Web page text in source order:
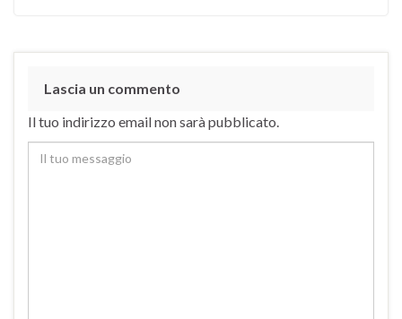
Lascia un commento
Il tuo indirizzo email non sarà pubblicato.